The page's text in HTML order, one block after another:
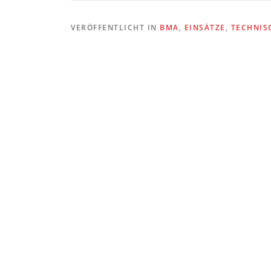
VERÖFFENTLICHT IN BMA, EINSÄTZE ,